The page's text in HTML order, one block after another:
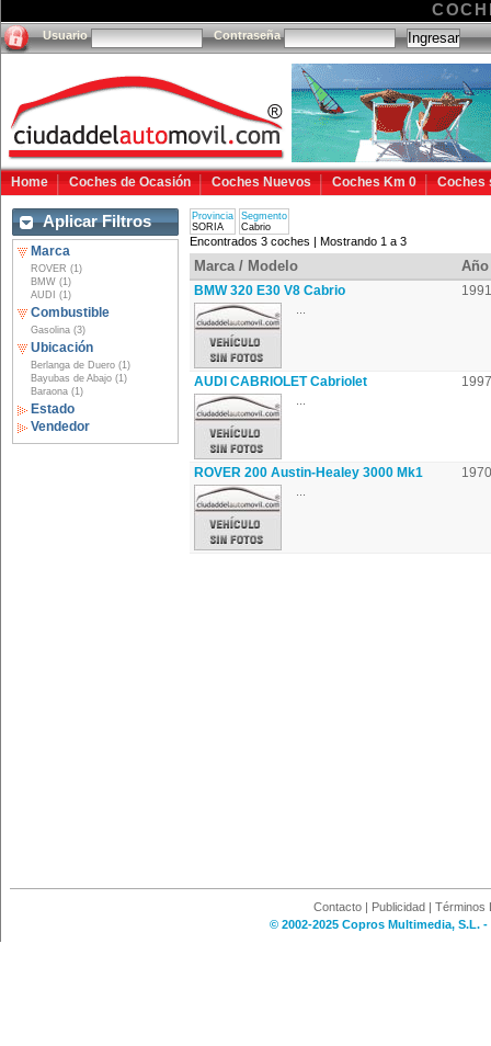
Usuario Contraseña
Home Coches de Ocasión Coches Nuevos Coches Km 0 Coches
Aplicar Filtros
Marca
ROVER (1)
BMW (1)
AUDI (1)
Combustible
Gasolina (3)
Ubicación
Berlanga de Duero (1)
Bayubas de Abajo (1)
Baraona (1)
Estado
Vendedor
Provincia
SORIA
Segmento
Cabrio
Encontrados 3 coches | Mostrando 1 a 3
Marca / Modelo Año
BMW 320 E30 V8 Cabrio 1991
AUDI CABRIOLET Cabriolet 1997
ROVER 200 Austin-Healey 3000 Mk1 1970
Contacto | Publicidad | Términos
© 2002-2025 Copros Multimedia, S.L.